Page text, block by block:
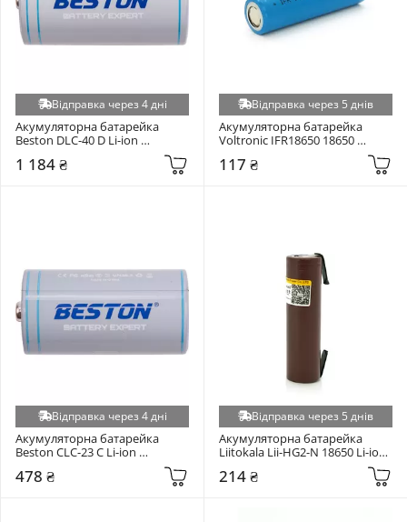
Відправка через 4 дні
Акумуляторна батарейка
Beston DLC-40 D Li-ion
1 184 ₴
Відправка через 5 днів
Акумуляторна батарейка
Voltronic IFR18650 18650
(IFR18650-1100)
117 ₴
Відправка через 4 дні
Акумуляторна батарейка
Beston CLC-23 C Li-ion
478 ₴
Відправка через 5 днів
Акумуляторна батарейка
Liitokala Lii-HG2-N 18650 Li-ion
214 ₴